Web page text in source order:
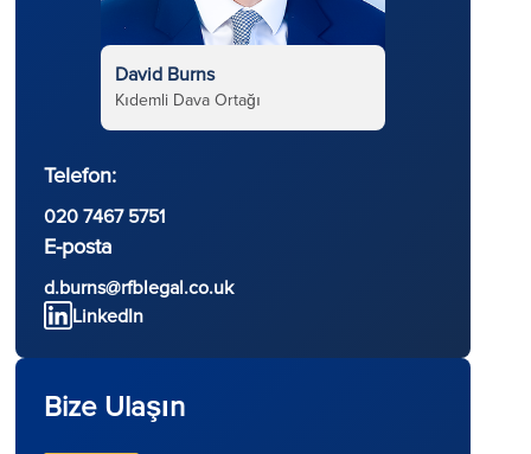
David Burns
Kıdemli Dava Ortağı
Telefon:
020 7467 5751
E-posta
d.burns@rfblegal.co.uk
LinkedIn
Bize Ulaşın